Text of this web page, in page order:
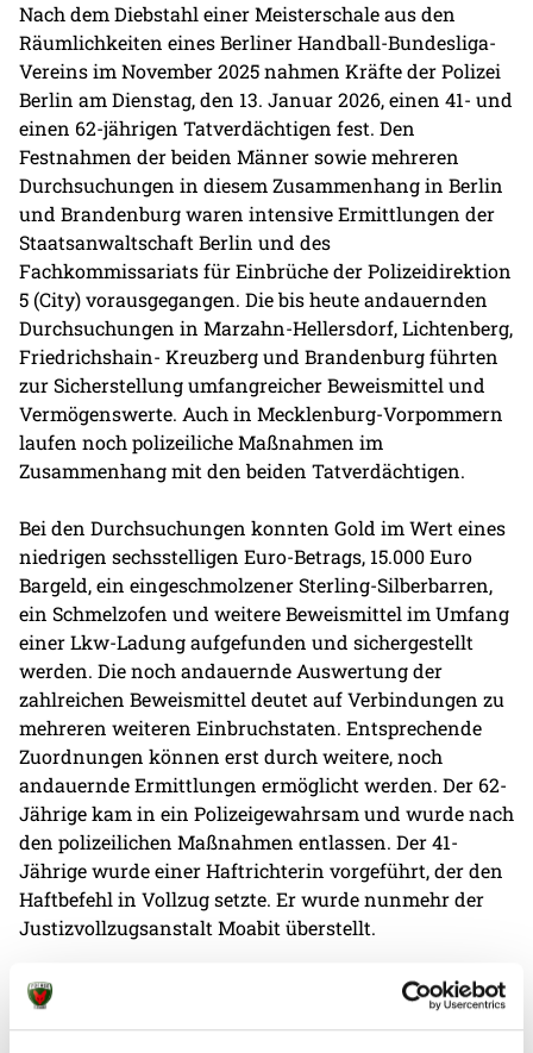
Nach dem Diebstahl einer Meisterschale aus den
Räumlichkeiten eines Berliner Handball-Bundesliga-
Vereins im November 2025 nahmen Kräfte der Polizei
Berlin am Dienstag, den 13. Januar 2026, einen 41- und
einen 62-jährigen Tatverdächtigen fest. Den
Festnahmen der beiden Männer sowie mehreren
Durchsuchungen in diesem Zusammenhang in Berlin
und Brandenburg waren intensive Ermittlungen der
Staatsanwaltschaft Berlin und des
Fachkommissariats für Einbrüche der Polizeidirektion
5 (City) vorausgegangen. Die bis heute andauernden
Durchsuchungen in Marzahn-Hellersdorf, Lichtenberg,
Friedrichshain- Kreuzberg und Brandenburg führten
zur Sicherstellung umfangreicher Beweismittel und
Vermögenswerte. Auch in Mecklenburg-Vorpommern
laufen noch polizeiliche Maßnahmen im
Zusammenhang mit den beiden Tatverdächtigen.
Bei den Durchsuchungen konnten Gold im Wert eines
niedrigen sechsstelligen Euro-Betrags, 15.000 Euro
Bargeld, ein eingeschmolzener Sterling-Silberbarren,
ein Schmelzofen und weitere Beweismittel im Umfang
einer Lkw-Ladung aufgefunden und sichergestellt
werden. Die noch andauernde Auswertung der
zahlreichen Beweismittel deutet auf Verbindungen zu
mehreren weiteren Einbruchstaten. Entsprechende
Zuordnungen können erst durch weitere, noch
andauernde Ermittlungen ermöglicht werden. Der 62-
Jährige kam in ein Polizeigewahrsam und wurde nach
den polizeilichen Maßnahmen entlassen. Der 41-
Jährige wurde einer Haftrichterin vorgeführt, der den
Haftbefehl in Vollzug setzte. Er wurde nunmehr der
Justizvollzugsanstalt Moabit überstellt.
Füchse-Geschäftsführer Bob Hanning
erklärt in einem
Statement: „Wir sind heute darüber informiert